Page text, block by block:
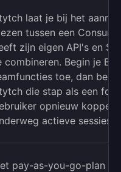
laat je bij het
tussen een
zijn eigen API's en
combineren. Begin je
toe, dan
die stap als een
opnieuw
actieve sessies
pay-as-you-go-plan